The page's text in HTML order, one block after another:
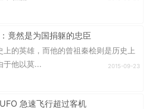
竟然是为国捐躯的忠臣
上的英雄，而他的曾祖秦桧则是历史上
于他以莫...
2015-09-23
急速飞行超过客机